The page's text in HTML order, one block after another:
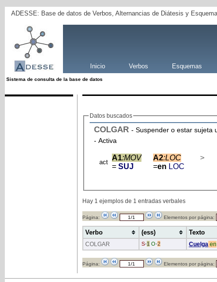
ADESSE: Base de datos de Verbos, Alternancias de Diátesis y
Inicio Verbos Esquemas
Sistema de consulta de la base de datos
Datos buscados
COLGAR - Suspender o estar sujeta
- Activa
act
A1:MOV
= SUJ
A2:LOC
=en LOC
>
Hay 1 ejemplos de 1 entradas verbales
Página: Elementos por página:
Verbo (ess) Texto
COLGAR S-1 O-2 Cuelgaen
Página: Elementos por página: